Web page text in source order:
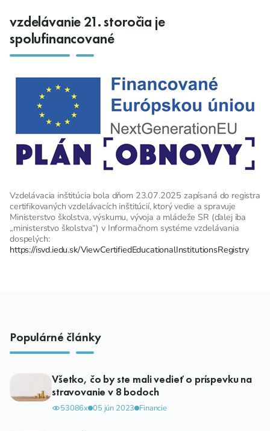
vzdelávanie 21. storočia je
spolufinancované
Vzdelávacia inštitúcia bola dňom 23.07.2025 zapísaná do registra
certifikovaných vzdelávacích inštitúcií, ktorý vedie a spravuje
Ministerstvo školstva, výskumu, vývoja a mládeže SR (ďalej iba
„ministerstvo školstva“) v Informačnom systéme vzdelávania
dospelých:
https://isvd.iedu.sk/ViewCertifiedEducationalInstitutionsRegistry
Populárné články
Všetko, čo by ste mali vedieť o príspevku na
stravovanie v 8 bodoch
53086x 05 jún 2023 Financie